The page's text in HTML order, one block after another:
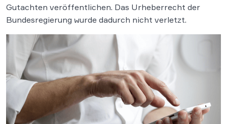
Gutachten veröffentlichen. Das Urheberrecht der
Bundesregierung wurde dadurch nicht verletzt.